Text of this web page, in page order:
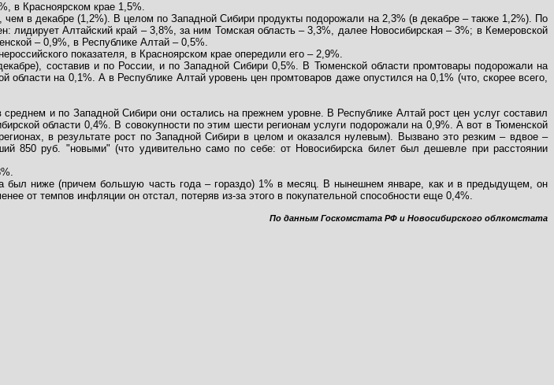
в Красноярском крае 1,5%.
в декабре (1,2%). В целом по Западной Сибири продукты подорожали на 2,3% (в декабре – также 1,2%). По
лидирует Алтайский край – 3,8%, за ним Томская область – 3,3%, далее Новосибирская – 3%; в Кемеровской
– 0,9%, в Республике Алтай – 0,5%.
показателя, в Красноярском крае опередили его – 2,9%.
составив и по России, и по Западной Сибири 0,5%. В Тюменской области промтовары подорожали на
на 0,1%. А в Республике Алтай уровень цен промтоваров даже опустился на 0,1% (что, скорее всего,
и по Западной Сибири они остались на прежнем уровне. В Республике Алтай рост цен услуг составил
области 0,4%. В совокупности по этим шести регионам услуги подорожали на 0,9%. А вот в Тюменской
в результате рост по Западной Сибири в целом и оказался нулевым). Вызвано это резким – вдвое –
850 руб. "новыми" (что удивительно само по себе: от Новосибирска билет был дешевле при расстоянии
был ниже (причем большую часть года – гораздо) 1% в месяц. В нынешнем январе, как и в предыдущем, он
от темпов инфляции он отстал, потеряв из-за этого в покупательной способности еще 0,4%.
По данным Госкомстата РФ и Новосибирского облкомстата